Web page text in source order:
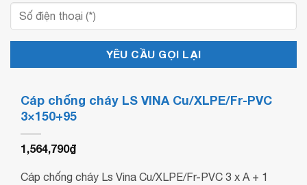
Cáp chống cháy LS VINA Cu/XLPE/Fr-PVC
3×150+95
1,564,790₫
Cáp chống cháy Ls Vina Cu/XLPE/Fr-PVC 3 x A + 1